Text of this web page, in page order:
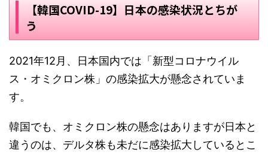
【韓国COVID-19】日本の感染状況とちが
う
2021年12月、日本国内では「新型コロナウイル
ス・オミクロン株」の感染拡大が懸念されていま
す。
韓国でも、オミクロン株の懸念はありますが日本と
違うのは、デルタ株も未だに感染拡大しているとこ